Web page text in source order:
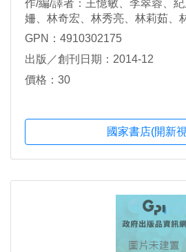
作/編/譯者：王憶敏、李翠蓉、
姍、林奇宏、林秀亮、林莉茹、
達人、梁佳怡、郭婉鈴、黃毓青
GPN：4910302175
出版／創刊日期：2014-12
價格：30
國家書店(開新